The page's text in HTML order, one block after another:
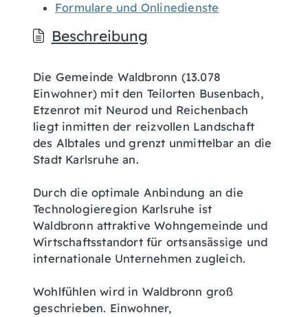
Formulare und Onlinedienste
Beschreibung
Die Gemeinde Waldbronn (13.078
Einwohner) mit den Teilorten Busenbach,
Etzenrot mit Neurod und Reichenbach
liegt inmitten der reizvollen Landschaft
des Albtales und grenzt unmittelbar an die
Stadt Karlsruhe an.
Durch die optimale Anbindung an die
Technologieregion Karlsruhe ist
Waldbronn attraktive Wohngemeinde und
Wirtschaftsstandort für ortsansässige und
internationale Unternehmen zugleich.
Wohlfühlen wird in Waldbronn groß
geschrieben. Einwohner,